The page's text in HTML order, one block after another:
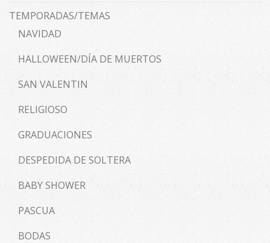
TEMPORADAS/TEMAS
NAVIDAD
HALLOWEEN/DÍA DE MUERTOS
SAN VALENTIN
RELIGIOSO
GRADUACIONES
DESPEDIDA DE SOLTERA
BABY SHOWER
PASCUA
BODAS